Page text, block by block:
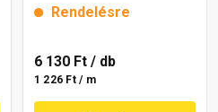
Rendelésre
6 130 Ft / db
1 226 Ft / m